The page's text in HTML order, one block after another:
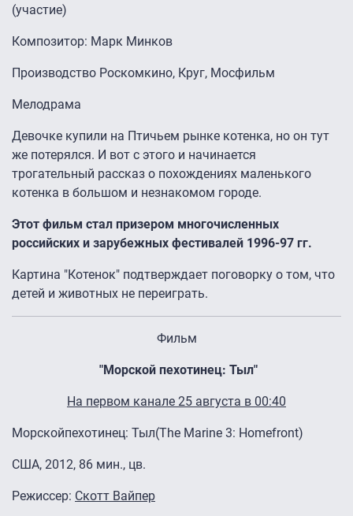
(участие)
Композитор: Марк Минков
Производство Роскомкино, Круг, Мосфильм
Мелодрама
Девочке купили на Птичьем рынке котенка, но он тут
же потерялся. И вот с этого и начинается
трогательный рассказ о похождениях маленького
котенка в большом и незнакомом городе.
Этот фильм стал призером многочисленных
российских и зарубежных фестивалей 1996-97 гг.
Картина "Котенок" подтверждает поговорку о том, что
детей и животных не переиграть.
Фильм
"Морской пехотинец: Тыл"
На первом канале 25 августа в 00:40
Морскойпехотинец: Тыл(The Marine 3: Homefront)
США, 2012, 86 мин., цв.
Режиссер: Скотт Вайпер